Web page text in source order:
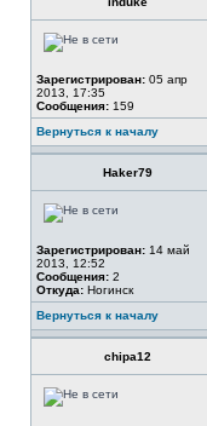
Зарегистрирован: 05 апр
2013, 17:35
Сообщения: 159
Вернуться к началу
Haker79
Зарегистрирован: 14 май
2013, 12:52
Сообщения: 2
Откуда: Ногинск
Вернуться к началу
chipa12